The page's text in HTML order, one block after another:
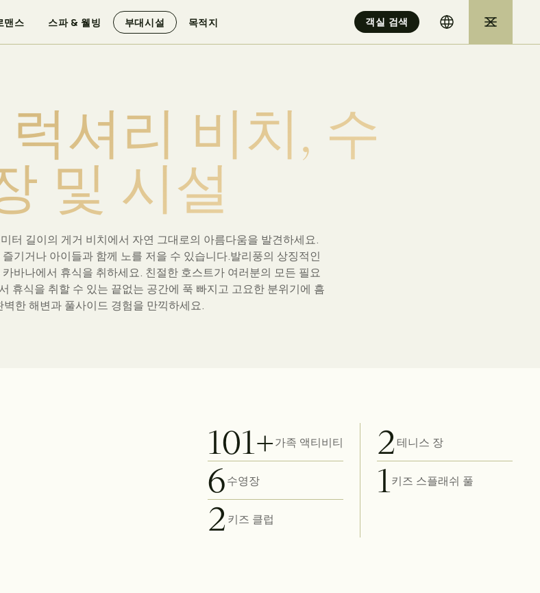
맨스 스파 & 웰빙 부대시설 목적지 객실 검색
럭셔리 비치, 수
및 시설
터 길이의 게거 비치에서 자연 그대로의 아름다움을 발견하세요.
기거나 아이들과 함께 노를 저을 수 있습니다.발리풍의 상징적인
바나에서 휴식을 취하세요. 친절한 호스트가 여러분의 모든 필요
휴식을 취할 수 있는 끝없는 공간에 푹 빠지고 고요한 분위기에 흠
벽한 해변과 풀사이드 경험을 만끽하세요.
101+가족 액티비티
6수영장
2 키즈 클럽
2테니스 장
1키즈 스플래쉬 풀